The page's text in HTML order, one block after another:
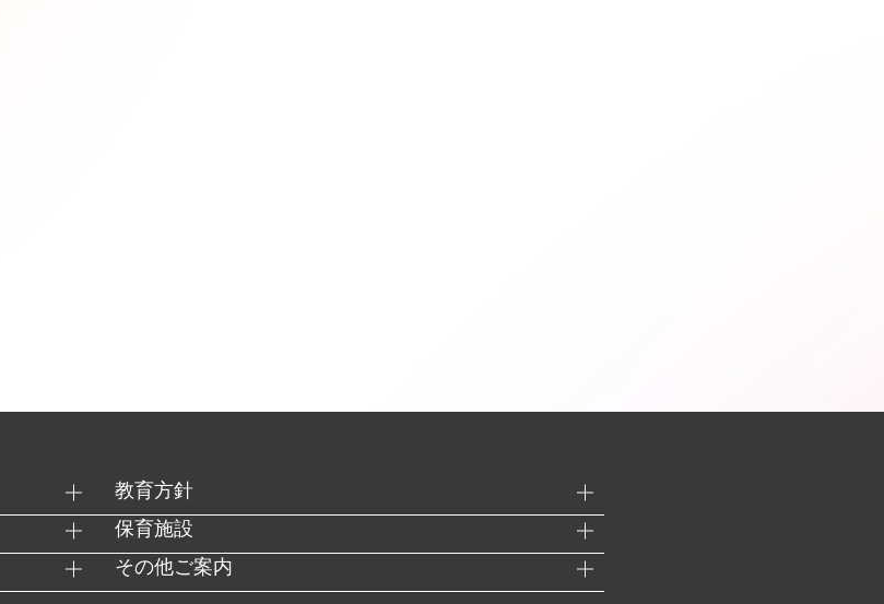
教育方針
保育施設
その他ご案内